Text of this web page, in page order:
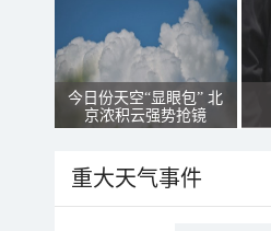
今日份天空“显眼包” 北
京浓积云强势抢镜
重大天气事件